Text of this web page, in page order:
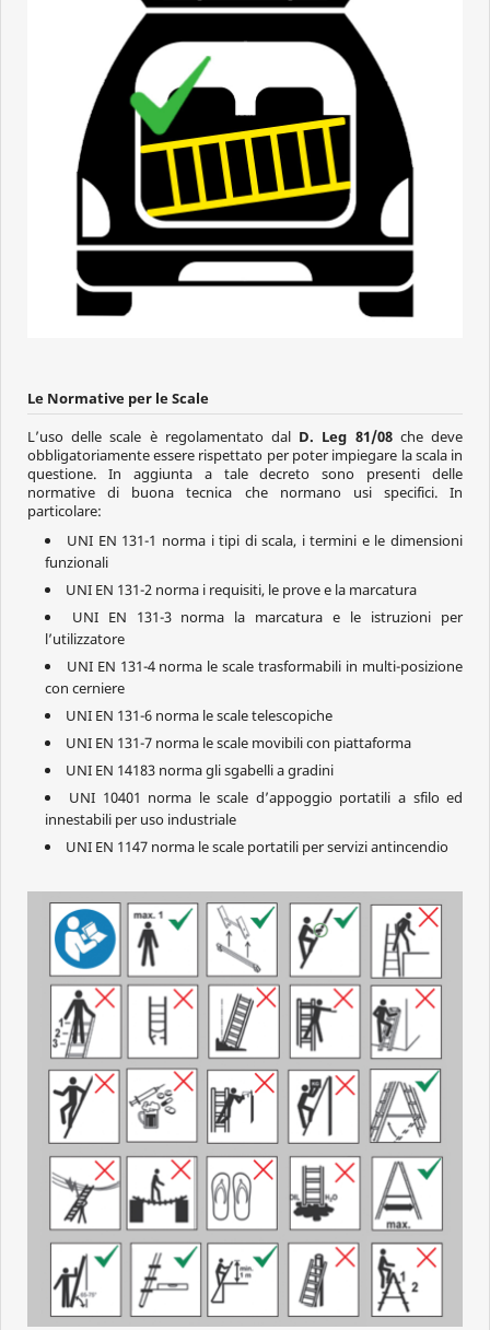
Le Normative per le Scale
L’uso delle scale è regolamentato dal D. Leg 81/08che deve
obbligatoriamente essere rispettato per poter impiegare la scala in
questione. In aggiunta a tale decreto sono presenti delle
normative di buona tecnica che normano usi specifici. In
particolare:
UNI EN 131-1 norma i tipi di scala, i termini e le dimensioni
funzionali
UNI EN 131-2 norma i requisiti, le prove e la marcatura
UNI EN 131-3 norma la marcatura e le istruzioni per
l’utilizzatore
UNI EN 131-4 norma le scale trasformabili in multi-posizione
con cerniere
UNI EN 131-6 norma le scale telescopiche
UNI EN 131-7 norma le scale movibili con piattaforma
UNI EN 14183 norma gli sgabelli a gradini
UNI 10401 norma le scale d’appoggio portatili a sfilo ed
innestabili per uso industriale
UNI EN 1147 norma le scale portatili per servizi antincendio